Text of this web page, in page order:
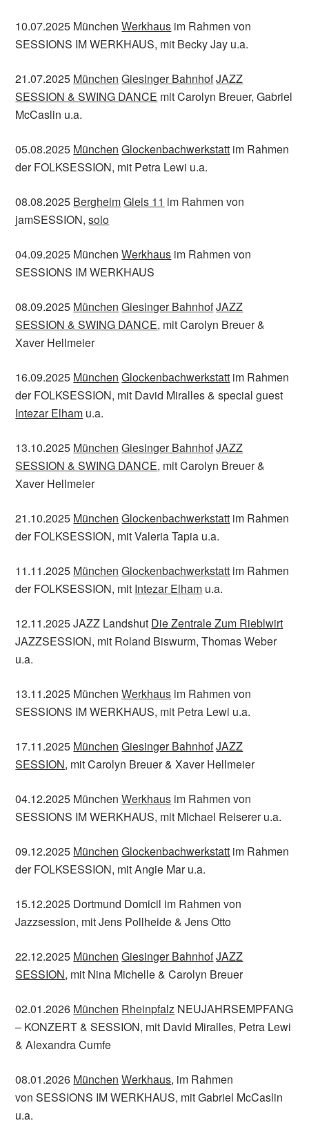
10.07.2025 MünchenWerkhaus im Rahmen von
SESSIONS IM WERKHAUS, mit Becky Jay u.a.
21.07.2025 München Giesinger BahnhofJAZZ
SESSION & SWING DANCE mit Carolyn Breuer, Gabriel
McCaslin u.a.
05.08.2025 München Glockenbachwerkstatt im Rahmen
der FOLKSESSION, mit Petra Lewi u.a.
08.08.2025 BergheimGleis 11 im Rahmen von
jamSESSION,solo
04.09.2025 MünchenWerkhaus im Rahmen von
SESSIONS IM WERKHAUS
08.09.2025 München Giesinger BahnhofJAZZ
SESSION & SWING DANCE, mit Carolyn Breuer &
Xaver Hellmeier
16.09.2025 München Glockenbachwerkstatt im Rahmen
der FOLKSESSION, mit David Miralles & special guest
Intezar Elham u.a.
13.10.2025 München Giesinger BahnhofJAZZ
SESSION & SWING DANCE, mit Carolyn Breuer &
Xaver Hellmeier
21.10.2025 München Glockenbachwerkstatt im Rahmen
der FOLKSESSION, mit Valeria Tapia u.a.
11.11.2025 München Glockenbachwerkstatt im Rahmen
der FOLKSESSION, mit Intezar Elham u.a.
12.11.2025 JAZZ Landshut Die Zentrale Zum Rieblwirt
JAZZSESSION, mit Roland Biswurm, Thomas Weber
u.a.
13.11.2025 MünchenWerkhaus im Rahmen von
SESSIONS IM WERKHAUS, mit Petra Lewi u.a.
17.11.2025 München Giesinger BahnhofJAZZ
SESSION, mit Carolyn Breuer & Xaver Hellmeier
04.12.2025 MünchenWerkhaus im Rahmen von
SESSIONS IM WERKHAUS, mit Michael Reiserer u.a.
09.12.2025 München Glockenbachwerkstatt im Rahmen
der FOLKSESSION, mit Angie Mar u.a.
15.12.2025 Dortmund Domicil im Rahmen von
Jazzsession, mit Jens Pollheide & Jens Otto
22.12.2025 München Giesinger BahnhofJAZZ
SESSION, mit Nina Michelle & Carolyn Breuer
02.01.2026 München Rheinpfalz NEUJAHRSEMPFANG
– KONZERT & SESSION, mit David Miralles, Petra Lewi
& Alexandra Cumfe
08.01.2026 München Werkhaus, im Rahmen
von SESSIONS IM WERKHAUS, mit Gabriel McCaslin
u.a.